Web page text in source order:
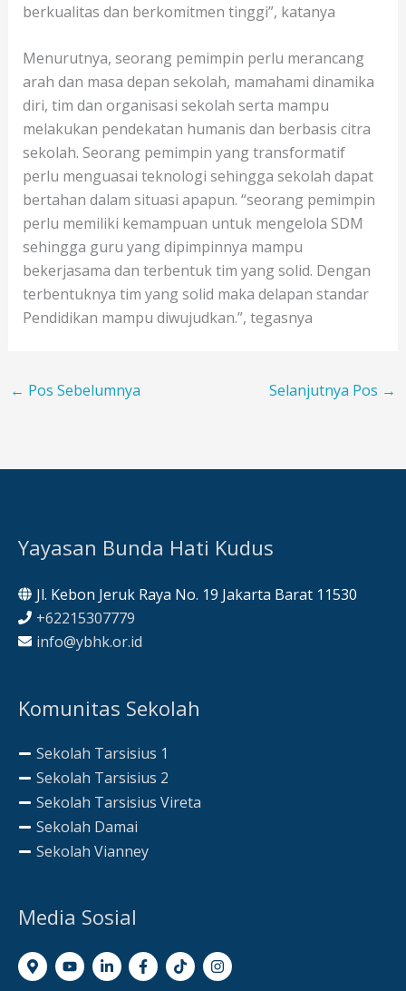
berkualitas dan berkomitmen tinggi”, katanya
Menurutnya, seorang pemimpin perlu merancang
arah dan masa depan sekolah, mamahami dinamika
diri, tim dan organisasi sekolah serta mampu
melakukan pendekatan humanis dan berbasis citra
sekolah. Seorang pemimpin yang transformatif
perlu menguasai teknologi sehingga sekolah dapat
bertahan dalam situasi apapun. “seorang pemimpin
perlu memiliki kemampuan untuk mengelola SDM
sehingga guru yang dipimpinnya mampu
bekerjasama dan terbentuk tim yang solid. Dengan
terbentuknya tim yang solid maka delapan standar
Pendidikan mampu diwujudkan.”, tegasnya
← Pos Sebelumnya Selanjutnya Pos →
Yayasan Bunda Hati Kudus
Jl. Kebon Jeruk Raya No. 19 Jakarta Barat 11530
+62215307779
info@ybhk.or.id
Komunitas Sekolah
Sekolah Tarsisius 1
Sekolah Tarsisius 2
Sekolah Tarsisius Vireta
Sekolah Damai
Sekolah Vianney
Media Sosial